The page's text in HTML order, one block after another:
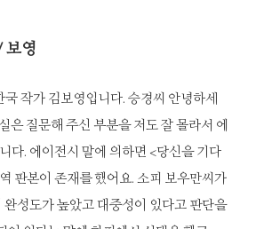
보영
작가 김보영입니다. 승경씨 안녕하세
은 질문해 주신 부분을 저도 잘 몰라서 에
다. 에이전시 말에 의하면 <당신을 기다
판본이 존재를 했어요. 소피 보우만씨가
성도가 높았고 대중성이 있다고 판단을